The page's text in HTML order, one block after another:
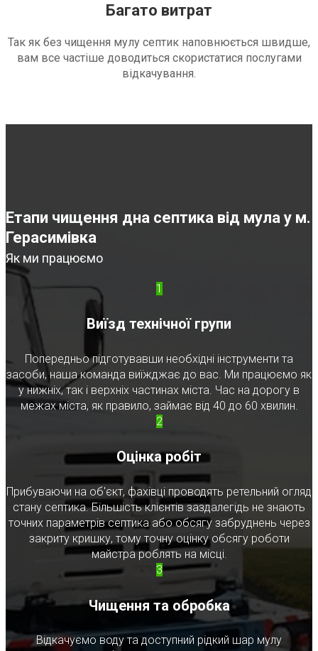
Багато витрат
Так як без чищення мулу септик наповнюється швидше,
вам все частіше доводиться скористатися послугами
відкачування.
Етапи чищення дна септика від мула у м.
Герасимівка
Як ми працюємо
1
Виїзд технічної групи
Попередньо підготувавши необхідні інструменти та
засоби, наша команда виїжджає до вас. Ми працюємо як
у нижніх, так і верхніх частинах міста. Час на дорогу в
межах міста, як правило, займає від 40 до 60 хвилин.
2
Оцінка робіт
Прибуваючи на об'єкт, фахівці проводять ретельний огляд
стану септика. Більшість клієнтів заздалегідь не знають
точних параметрів септика або обсягу забруднень через
закриту кришку, тому точну оцінку обсягу роботи
майстра роблять на місці.
3
Чищення та обробка
Відкачуємо воду та доступний рідкий шар мулу